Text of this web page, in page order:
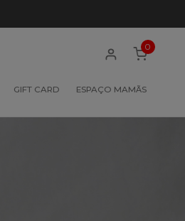
GIFT CARD ESPAÇO MAMÃS
0